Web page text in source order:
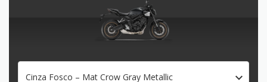
Cinza Fosco – Mat Crow Gray Metallic